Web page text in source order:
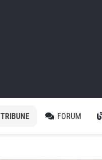
TRIBUNE FORUM